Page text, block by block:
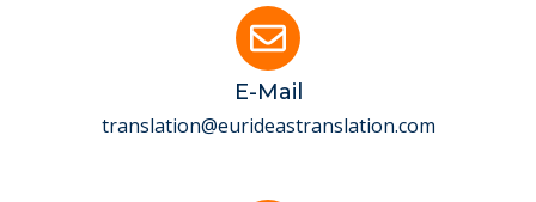
E-Mail
translation@eurideastranslation.com